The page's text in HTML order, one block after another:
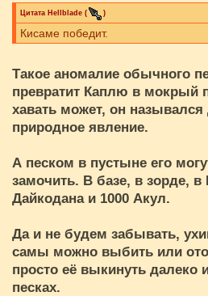
Цитата Hellblade ( )
Кисаме победит.
Такое аномалие обычного
превратит Каплю в мокрый
хавать может, он назывался
природное явление.
А песком в пустыне его
замочить. В базе, в зорде, в
Дайкодана и 1000 Акул.
Да и не будем забывать,
самы можно выбить или
просто её выкинуть далеко
песках.